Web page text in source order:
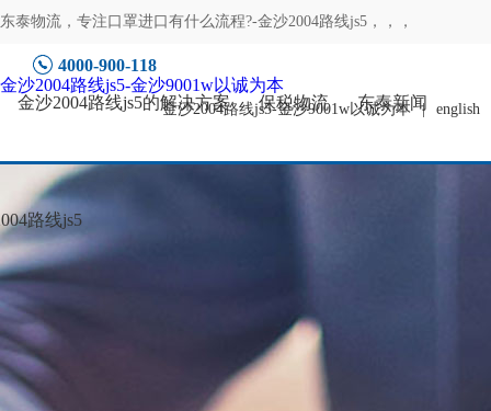
东泰物流，专注 口罩进口有什么流程?-金沙2004路线js5 ，，，
4000-900-118
金沙2004路线js5-金沙9001w以诚为本 | english
金沙2004路线js5-金沙9001w以诚为本
金沙2004路线js5的解决方案
保税物流 东泰新闻
路线js5